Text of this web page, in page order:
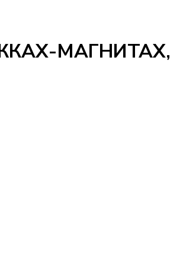
МАГНИТАХ,